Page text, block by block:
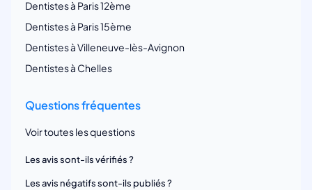
Dentistes à Paris 12ème
Dentistes à Paris 15ème
Dentistes à Villeneuve-lès-Avignon
Dentistes à Chelles
Questions fréquentes
Voir toutes les questions
Les avis sont-ils vérifiés ?
Les avis négatifs sont-ils publiés ?